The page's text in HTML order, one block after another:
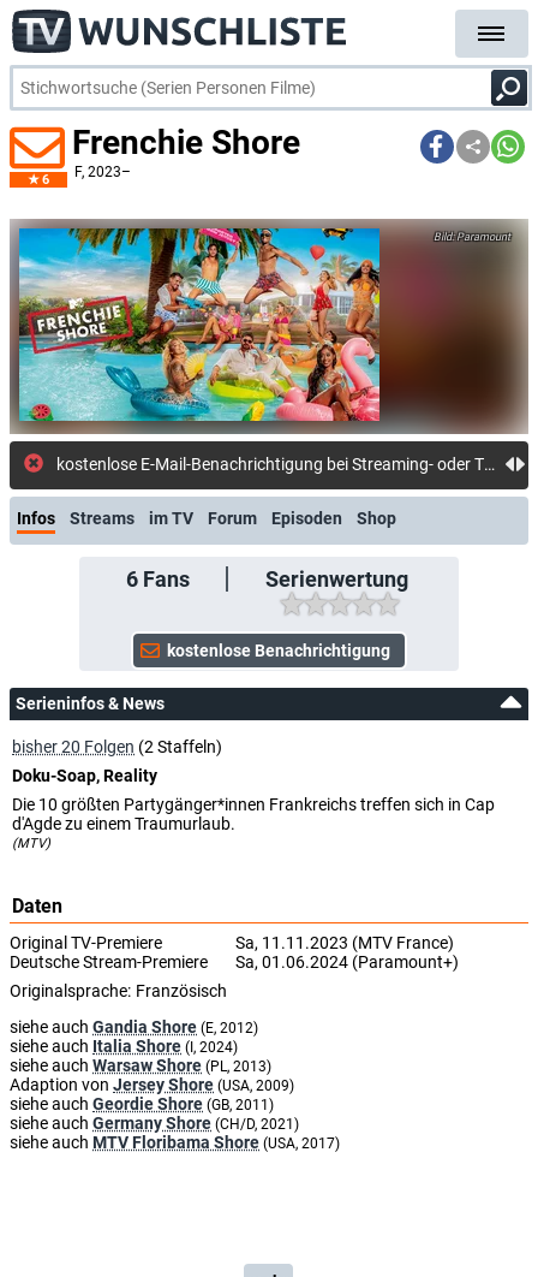
6
Frenchie Shore
F, 2023–
Paramount
Infos Streams im TV Forum Episoden Shop
6Fans Serienwertung
Serieninfos & News
bisher 20 Folgen (2 Staffeln)
Doku-Soap, Reality
Die 10 größten Partygänger*innen Frankreichs treffen sich in Cap
d'Agde zu einem Traumurlaub.
(MTV)
Daten
Original TV-Premiere
Sa, 11.11.2023 (MTV France)
Deutsche Stream-Premiere
Sa, 01.06.2024 (Paramount+)
Originalsprache: Französisch
siehe auch Gandia Shore (E, 2012)
siehe auch Italia Shore (I, 2024)
siehe auch Warsaw Shore (PL, 2013)
Adaption von Jersey Shore (USA, 2009)
siehe auch Geordie Shore (GB, 2011)
siehe auch Germany Shore (CH/D, 2021)
siehe auch MTV Floribama Shore (USA, 2017)